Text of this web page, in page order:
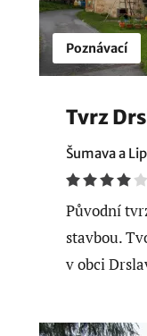
Poznávací
Tvrz
Šumava a
Původní
stavbou.
v obci